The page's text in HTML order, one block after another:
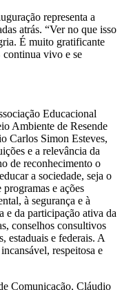
representa a
atrás. “Ver no que isso
É muito gratificante
vivo e se
Educacional
Ambiente de Resende
Carlos Simon Esteves,
e a relevância da
de reconhecimento o
a sociedade, seja o
e ações
à segurança e à
e da participação ativa da
conselhos consultivos
estaduais e federais. A
respeitosa e
Comunicação, Cláudio